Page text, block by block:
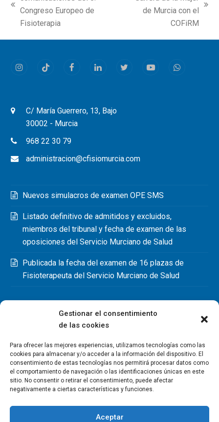
Gestionar el consentimiento
de las cookies
Para ofrecer las mejores experiencias, utilizamos tecnologías como las
cookies para almacenar y/o acceder a la información del dispositivo. El
consentimiento de estas tecnologías nos permitirá procesar datos como
el comportamiento de navegación o las identificaciones únicas en este
sitio. No consentir o retirar el consentimiento, puede afectar
negativamente a ciertas características y funciones.
Aceptar
previous
post:
Congreso Europeo de
Fisioterapia
de Murcia con el
COFiRM
InstagramTiktok FacebookLinkedInTwitterYoutubeWhatsapp
C/ María Guerrero, 13, Bajo
30002 - Murcia
968 22 30 79
administracion@cfisiomurcia.com
Nuevos simulacros de examen OPE SMS
Listado definitivo de admitidos y excluidos,
miembros del tribunal y fecha de examen de las
oposiciones del Servicio Murciano de Salud
Publicada la fecha del examen de 16 plazas de
Fisioterapeuta del Servicio Murciano de Salud